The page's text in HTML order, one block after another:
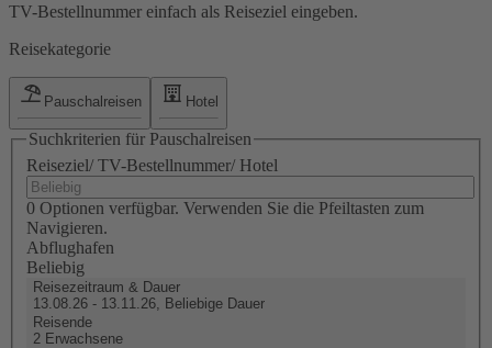
TV-Bestellnummer einfach als Reiseziel eingeben.
Reisekategorie
Pauschalreisen Hotel
Suchkriterien für Pauschalreisen
Reiseziel/ TV-Bestellnummer/ Hotel
0 Optionen verfügbar. Verwenden Sie die Pfeiltasten zum
Navigieren.
Abflughafen
Beliebig
Reisezeitraum & Dauer
13.08.26 - 13.11.26, Beliebige Dauer
Reisende
2 Erwachsene